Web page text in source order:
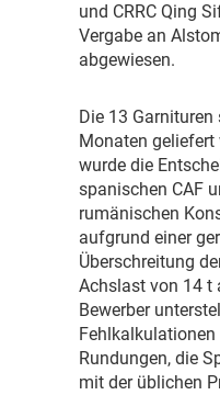
und CRRC Qing
Vergabe an
abgewiesen.
Die 13
Monaten geliefert
wurde die
spanischen CAF
rumänischen
aufgrund einer
Überschreitung
Achslast von 14 t
Bewerber
Rundungen, die
mit der üblichen